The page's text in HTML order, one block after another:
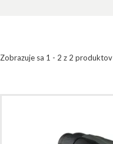
Zobrazuje sa 1 - 2 z 2 produktov